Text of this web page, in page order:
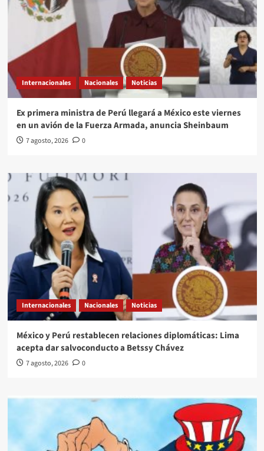
Internacionales Nacionales Noticias
Ex primera ministra de Perú llegará a México este viernes
en un avión de la Fuerza Armada, anuncia Sheinbaum
7 agosto, 2026 0
Internacionales Nacionales Noticias
México y Perú restablecen relaciones diplomáticas: Lima
acepta dar salvoconducto a Betssy Chávez
7 agosto, 2026 0